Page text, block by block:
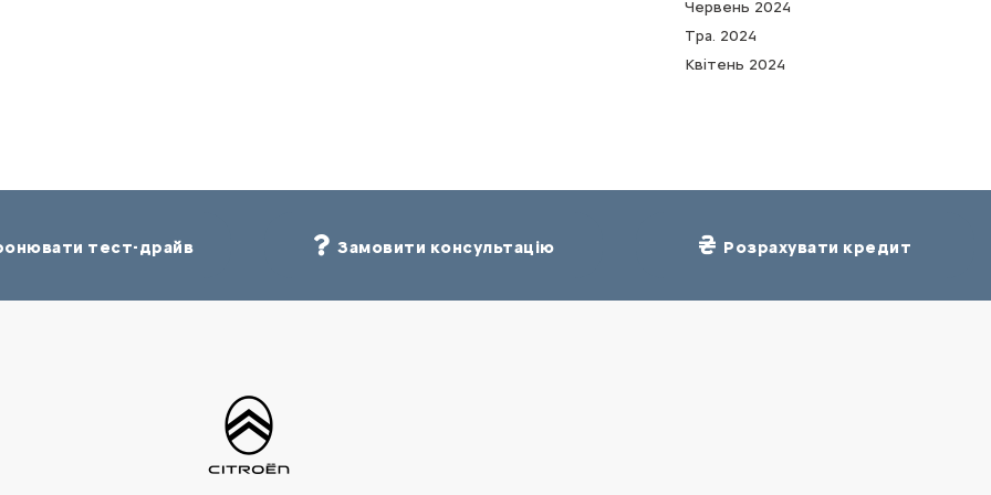
Червень 2024
Тра. 2024
Квітень 2024
тест-драйв Замовити консультацію Розрахувати кредит